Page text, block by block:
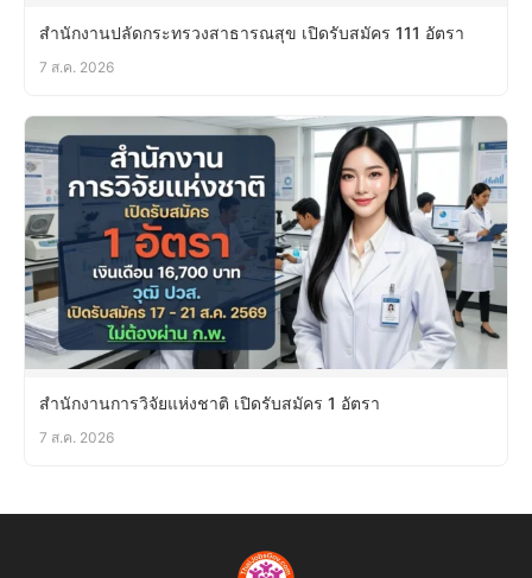
สำนักงานปลัดกระทรวงสาธารณสุข เปิดรับสมัคร 111 อัตรา
7 ส.ค. 2026
สำนักงานการวิจัยแห่งชาติ เปิดรับสมัคร 1 อัตรา
7 ส.ค. 2026